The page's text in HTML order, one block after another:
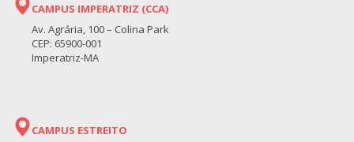
CAMPUS IMPERATRIZ (CCA)
Av. Agrária, 100 – Colina Park
CEP: 65900-001
Imperatriz-MA
CAMPUS ESTREITO